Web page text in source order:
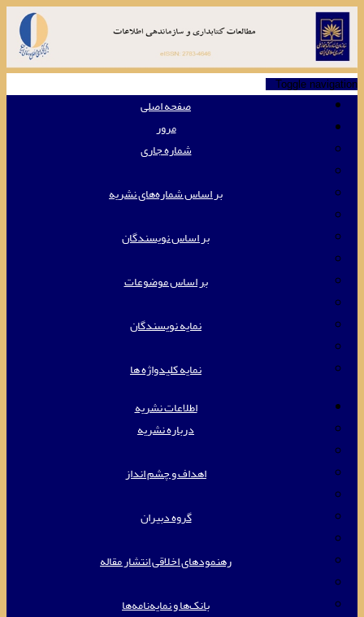
Toggle navigation
صفحه اصلی
مرور
شماره جاری
بر اساس شماره‌های نشریه
بر اساس نویسندگان
بر اساس موضوعات
نمایه نویسندگان
نمایه کلیدواژه ها
اطلاعات نشریه
درباره نشریه
اهداف و چشم انداز
گروه دبیران
رهنمودهای اخلاقی انتشار مقاله
بانک‌ها و نمایه‌‌نامه‌ها